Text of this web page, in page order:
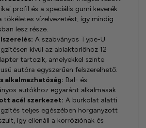
profil és a speciális gumi keverék
tökéletes vízelvezetést, így mindig
lesz része.
A szabványos Type-U
kívül az ablaktörlőhöz 12
tartozik, amelyekkel szinte
autóra egyszerűen felszerelhető.
alkalmazhatóság: Bal- és
autókhoz egyaránt alkalmasak.
acél szerkezet: A burkolat alatti
teljes egészében horganyzott
így ellenáll a korróziónak és